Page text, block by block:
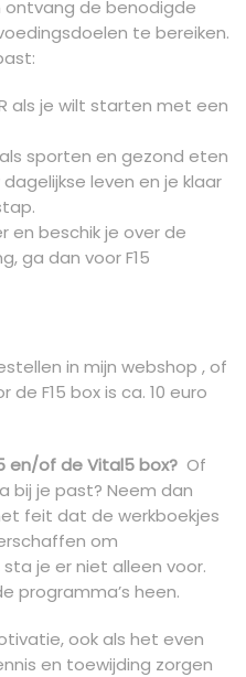
ontvang de benodigde
te bereiken.
als je wilt starten met een
als sporten en gezond eten
leven en je klaar
en beschik je over de
ga dan voor F15
in mijn webshop , of
de F15 box is ca. 10 euro
en/of de Vital5 box? Of
bij je past? Neem dan
feit dat de werkboekjes
om
je er niet alleen voor.
programma’s heen.
ook als het even
en toewijding zorgen